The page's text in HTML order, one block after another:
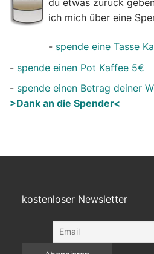
du etwas zurück
ich mich über eine
- spende eine Tasse
- spende einen Pot Kaffee 5€
- spende einen Betrag deiner
>Dank an die Spender<
kostenloser Newsletter